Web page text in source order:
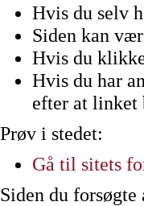
Hvis du selv
Siden kan
Hvis du
Hvis du har
efter at linket
Prøv i stedet:
Gå til sitets
Siden du